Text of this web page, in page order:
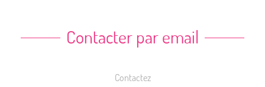
Contacter par email
Contactez